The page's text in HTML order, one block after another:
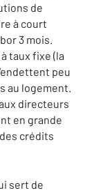
de
à court
3 mois.
taux fixe (la
peu
au logement.
directeurs
en grande
crédits
sert de